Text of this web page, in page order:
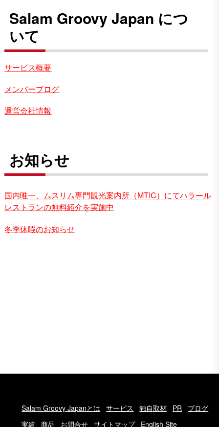
Salam Groovy Japan につ
いて
サービス概要
メンバーブログ
運営会社情報
お知らせ
国内唯一、ムスリム専門観光案内所（MTIC）にてハラール
レストランの無料紹介を実施中
冬季休暇のお知らせ
Salam Groovy Japanとは サービス 独自取材 PR
ブログ
実績
商品 お問合せ サイトマップ English Site